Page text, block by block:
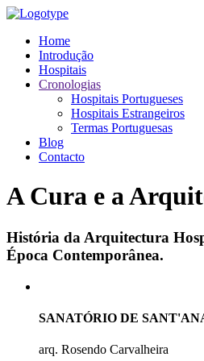
Home
Introdução
Hospitais
Cronologias
Hospitais Portugueses
Hospitais Estrangeiros
Termas Portuguesas
Blog
Contacto
A Cura e a
História da Arquitectura
Época Contemporânea.
SANATÓRIO DE
arq. Rosendo Carvalheira